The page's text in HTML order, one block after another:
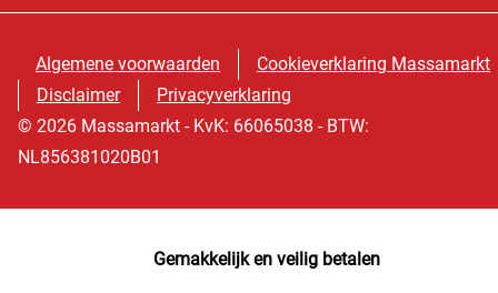
Algemene voorwaarden
Cookieverklaring Massamarkt
Disclaimer
Privacyverklaring
© 2026 Massamarkt - KvK: 66065038 - BTW:
NL856381020B01
Gemakkelijk en veilig betalen